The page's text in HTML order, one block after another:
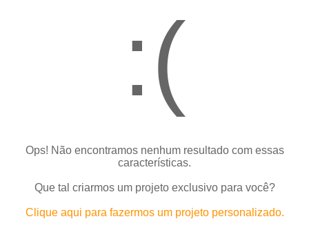
:(
Ops! Não encontramos nenhum resultado com essas
características.
Que tal criarmos um projeto exclusivo para você?
Clique aqui para fazermos um projeto personalizado.